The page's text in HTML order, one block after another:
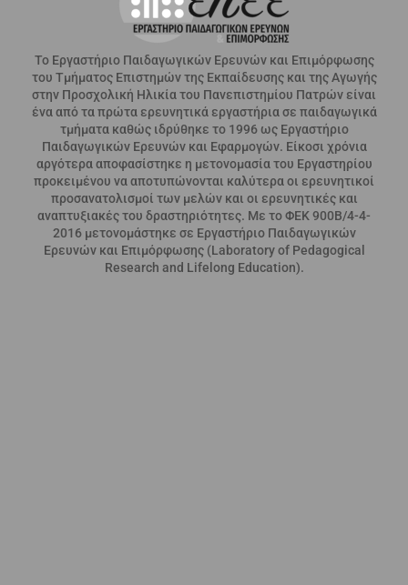
Το Εργαστήριο Παιδαγωγικών Ερευνών και Επιμόρφωσης
του Τμήματος Επιστημών της Εκπαίδευσης και της Αγωγής
στην Προσχολική Ηλικία του Πανεπιστημίου Πατρών είναι
ένα από τα πρώτα ερευνητικά εργαστήρια σε παιδαγωγικά
τμήματα καθώς ιδρύθηκε το 1996 ως Εργαστήριο
Παιδαγωγικών Ερευνών και Εφαρμογών. Είκοσι χρόνια
αργότερα αποφασίστηκε η μετονομασία του Εργαστηρίου
προκειμένου να αποτυπώνονται καλύτερα οι ερευνητικοί
προσανατολισμοί των μελών και οι ερευνητικές και
αναπτυξιακές του δραστηριότητες. Με το ΦΕΚ 900Β/4-4-
2016 μετονομάστηκε σε Εργαστήριο Παιδαγωγικών
Ερευνών και Επιμόρφωσης (Laboratory of Pedagogical
Research and Lifelong Education).